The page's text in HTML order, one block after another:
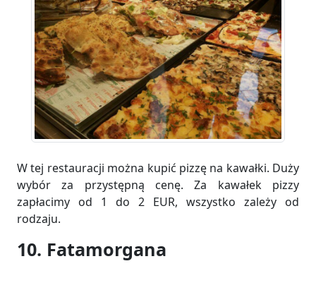
W tej restauracji można kupić pizzę na kawałki. Duży
wybór za przystępną cenę. Za kawałek pizzy
zapłacimy od 1 do 2 EUR, wszystko zależy od
rodzaju.
10. Fatamorgana